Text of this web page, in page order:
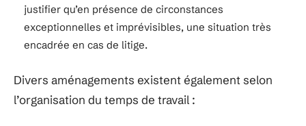
justifier qu’en présence de circonstances
exceptionnelles et imprévisibles, une situation très
encadrée en cas de litige.
Divers aménagements existent également selon
l’organisation du temps de travail :